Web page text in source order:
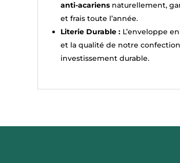
anti-acariensnaturellement,
et frais toute l’année.
Literie Durable :L’enveloppe en
et la qualité de notre
investissement durable.